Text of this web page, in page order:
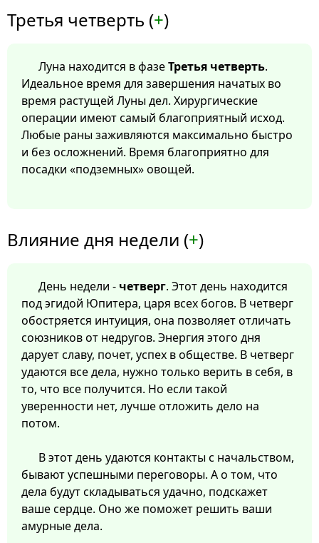
Третья четверть (+)
Луна находится в фазеТретья четверть.
Идеальное время для завершения начатых во
время растущей Луны дел. Хирургические
операции имеют самый благоприятный исход.
Любые раны заживляются максимально быстро
и без осложнений. Время благоприятно для
посадки «подземных» овощей.
Влияние дня недели (+)
День недели - четверг. Этот день находится
под эгидой Юпитера, царя всех богов. В четверг
обостряется интуиция, она позволяет отличать
союзников от недругов. Энергия этого дня
дарует славу, почет, успех в обществе. В четверг
удаются все дела, нужно только верить в себя, в
то, что все получится. Но если такой
уверенности нет, лучше отложить дело на
потом.
В этот день удаются контакты с начальством,
бывают успешными переговоры. А о том, что
дела будут складываться удачно, подскажет
ваше сердце. Оно же поможет решить ваши
амурные дела.